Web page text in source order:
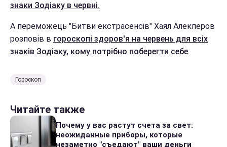
знаки Зодіаку в червні.
А переможець "Битви екстрасенсів" Хаял Алекперов
розповів в гороскопі здоров'я на червень для всіх
знаків Зодіаку, кому потрібно поберегти себе.
Гороскоп
Читайте также
Почему у вас растут счета за свет:
неожиданные приборы, которые
незаметно "съедают" ваши деньги